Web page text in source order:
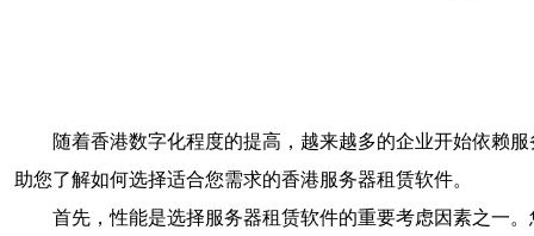
随着香港数字化程度的提高，越来越多的企业开始依赖
助您了解如何选择适合您需求的香港服务器租赁软件。
首先，性能是选择服务器租赁软件的重要考虑因素之一